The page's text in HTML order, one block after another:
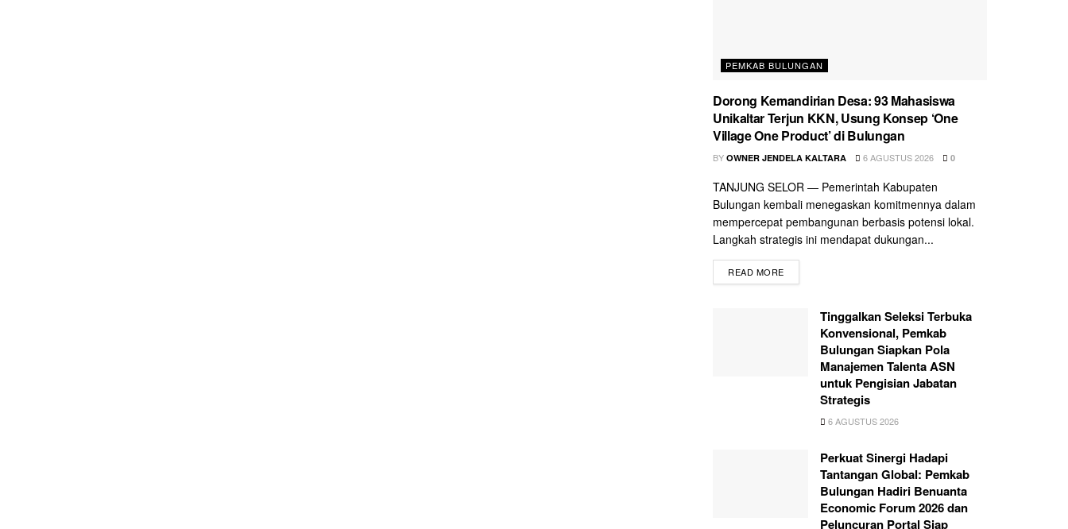
PEMKAB BULUNGAN
Dorong Kemandirian Desa: 93 Mahasiswa
Unikaltar Terjun KKN, Usung Konsep ‘One
Village One Product’ di Bulungan
BY OWNER JENDELA KALTARA 6 AGUSTUS 2026 0
TANJUNG SELOR — Pemerintah Kabupaten
Bulungan kembali menegaskan komitmennya dalam
mempercepat pembangunan berbasis potensi lokal.
Langkah strategis ini mendapat dukungan...
READ MORE
Tinggalkan Seleksi Terbuka
Konvensional, Pemkab
Bulungan Siapkan Pola
Manajemen Talenta ASN
untuk Pengisian Jabatan
Strategis
6 AGUSTUS 2026
Perkuat Sinergi Hadapi
Tantangan Global: Pemkab
Bulungan Hadiri Benuanta
Economic Forum 2026 dan
Peluncuran Portal Siap